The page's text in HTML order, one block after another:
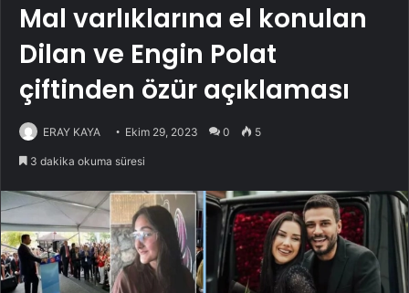
Mal varlıklarına el konulan
Dilan ve Engin Polat
çiftinden özür açıklaması
ERAY KAYA Ekim 29, 2023 0 5
3 dakika okuma süresi